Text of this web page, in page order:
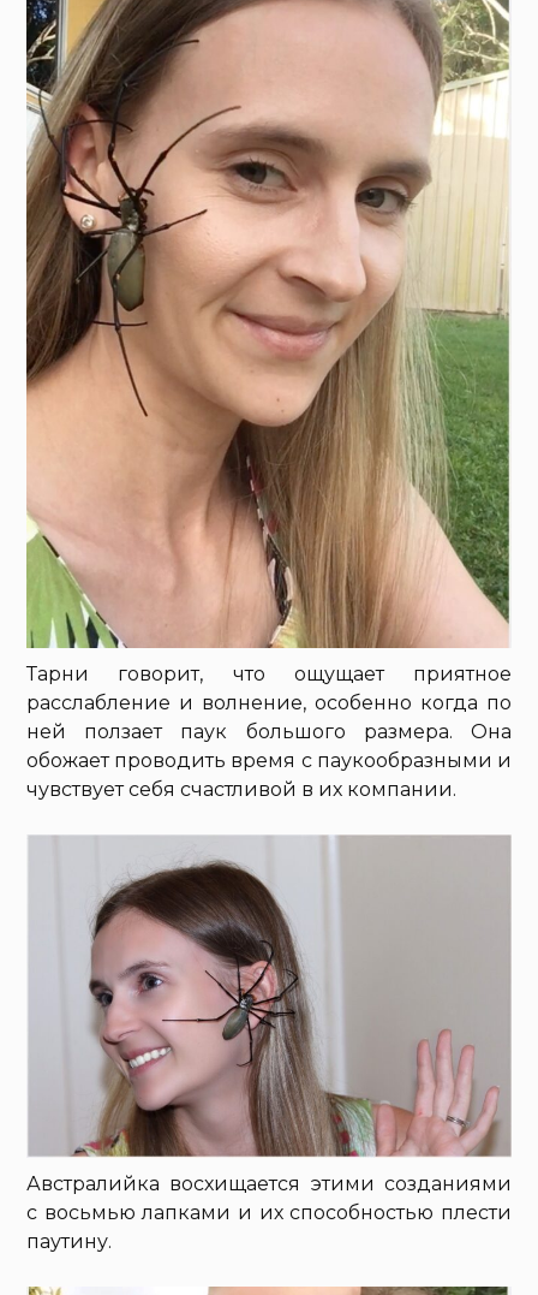
Тарни говорит, что ощущает приятное
расслабление и волнение, особенно когда по
ней ползает паук большого размера. Она
обожает проводить время с паукообразными и
чувствует себя счастливой в их компании.
Австралийка восхищается этими созданиями
с восьмью лапками и их способностью плести
паутину.